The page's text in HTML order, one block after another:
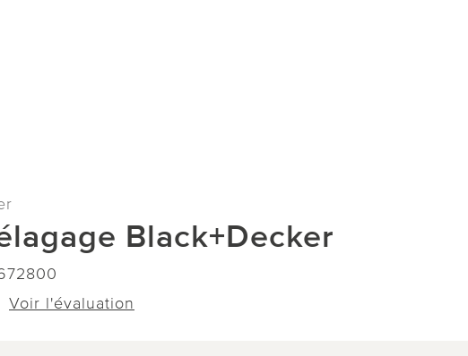
Black+Decker
Voir l'évaluation